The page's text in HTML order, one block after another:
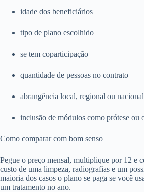
idade dos beneficiários
tipo de plano escolhido
se tem coparticipação
quantidade de pessoas no contrato
abrangência local, regional ou nacional
inclusão de módulos como prótese ou
Como comparar com bom senso
Pegue o preço mensal, multiplique por 12 e
custo de uma limpeza, radiografias e um
maioria dos casos o plano se paga se você
um tratamento no ano.